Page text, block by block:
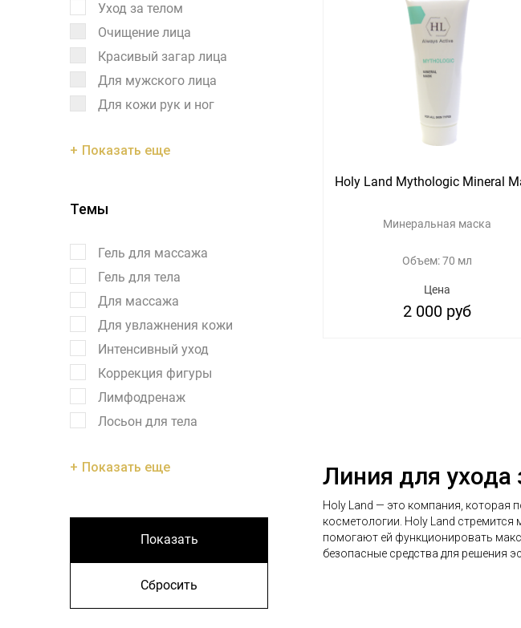
Уход за телом
Очищение лица
Красивый загар лица
Для мужского лица
Для кожи рук и ног
Показать еще
Темы
Гель для массажа
Гель для тела
Для массажа
Для увлажнения кожи
Интенсивный уход
Коррекция фигуры
Лимфодренаж
Лосьон для тела
Показать еще
Показать
Сбросить
Holy Land Mythologic Mineral
Минеральная маска
Объем: 70 мл
Цена
2 000 руб
Линия для ухода
Holy Land — это компания, которая
косметологии. Holy Land
помогают ей функционировать
безопасные средства для решения